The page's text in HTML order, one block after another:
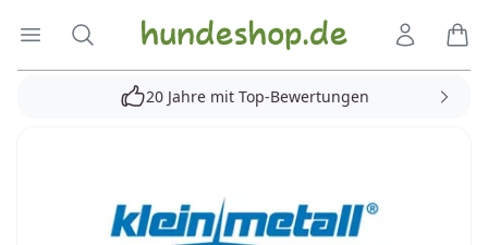
Menü öffnen
Suche Hundeshop.de
20 Jahre mit Top-Bewertungen